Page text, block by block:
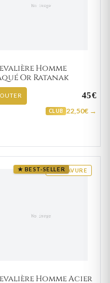
Homme
Or Ratanak
45€
CLUB 22,50€ →
GRAVURE
★ BEST-SELLER
Homme Acier